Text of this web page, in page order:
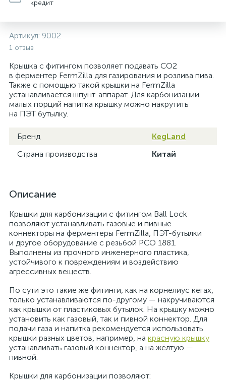
кредит
Артикул: 9002
1 отзыв
Крышка с фитингом позволяет подавать CO2
в ферментер FermZilla для газирования и розлива пива.
Также с помощью такой крышки на FermZilla
устанавливается шпунт-аппарат. Для карбонизации
малых порций напитка крышку можно накрутить
на ПЭТ бутылку.
Бренд
KegLand
Страна производства
Китай
Описание
Крышки для карбонизации с фитингом Ball Lock
позволяют устанавливать газовые и пивные
коннекторы на ферментеры FermZilla, ПЭТ-бутылки
и другое оборудование с резьбой PCO 1881.
Выполнены из прочного инженерного пластика,
устойчивого к повреждениям и воздействию
агрессивных веществ.
По сути это такие же фитинги, как на корнелиус кегах,
только устанавливаются по-другому — накручиваются
как крышки от пластиковых бутылок. На крышку можно
установить как газовый, так и пивной коннектор. Для
подачи газа и напитка рекомендуется использовать
крышки разных цветов, например, на красную крышку
устанавливать газовый коннектор, а на жёлтую —
пивной.
Крышки для карбонизации позволяют: